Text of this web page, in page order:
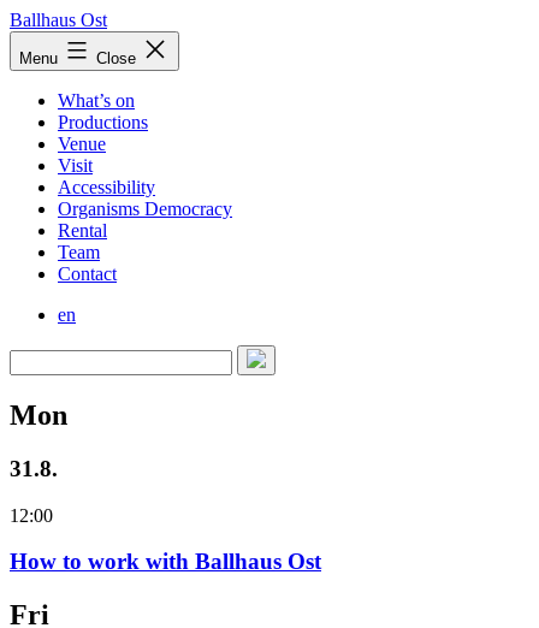
Skip
to
content
Ballhaus Ost
Ballhaus
Ost
Menu Close
What’s on
Productions
Venue
Visit
Accessibility
Organisms Democracy
Rental
Team
Contact
en
Mon
31.8.
12:00
How to work with Ballhaus Ost
Fri